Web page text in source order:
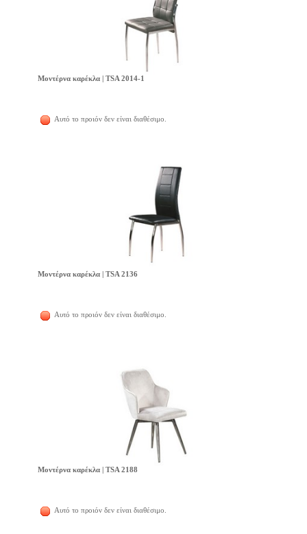
Μοντέρνα καρέκλα | TSA 2014-1
Αυτό το προιόν δεν είναι διαθέσιμο.
Μοντέρνα καρέκλα | TSA 2136
Αυτό το προιόν δεν είναι διαθέσιμο.
Μοντέρνα καρέκλα | TSA 2188
Αυτό το προιόν δεν είναι διαθέσιμο.